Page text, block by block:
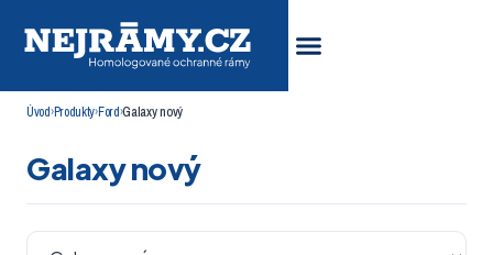
Úvod›Produkty›Ford›Galaxy nový
Galaxy nový